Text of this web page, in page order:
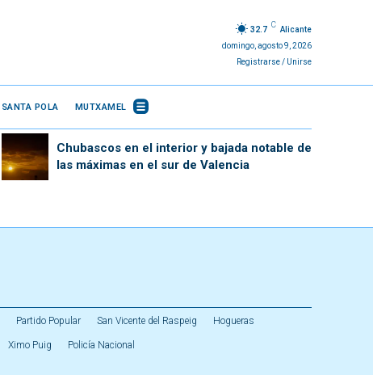
32.7
C
Alicante
domingo, agosto 9, 2026
Registrarse / Unirse
SANTA POLA MUTXAMEL
Chubascos en el interior y bajada notable de
las máximas en el sur de Valencia
Partido Popular San Vicente del Raspeig Hogueras
Ximo Puig Policía Nacional